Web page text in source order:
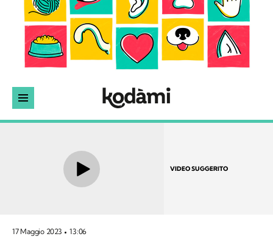
VIDEO SUGGERITO
17 Maggio 2023 13:06